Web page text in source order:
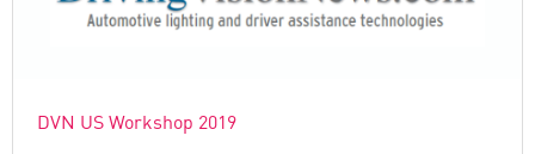
DVN US Workshop 2019